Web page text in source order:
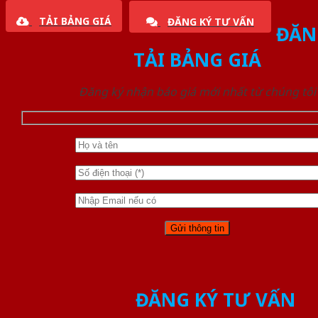
TẢI BẢNG GIÁ ĐĂNG KÝ TƯ VẤN
TẢI BẢNG GIÁ
Đăng ký nhận báo giá mới nhất từ chúng tôi
ĐĂNG KÝ TƯ VẤN